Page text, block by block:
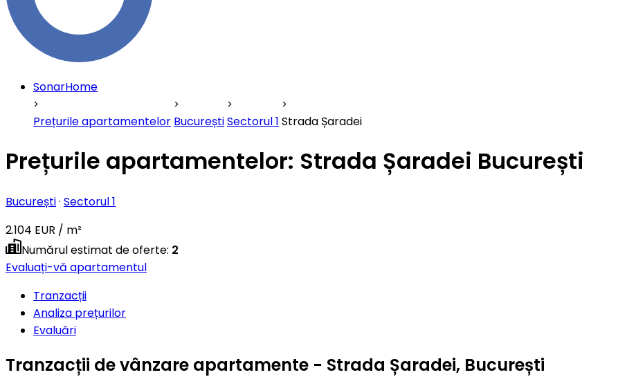
SonarHome
Prețurile apartamentelor BucureștiSectorul 1 Strada Șaradei
Prețurile apartamentelor: Strada Șaradei București
București· Sectorul 1
2.104 EUR / m²
Numărul estimat de oferte: 2
Evaluați-vă apartamentul
Tranzacții
Analiza prețurilor
Evaluări
Tranzacții de vânzare apartamente - Strada Șaradei, București